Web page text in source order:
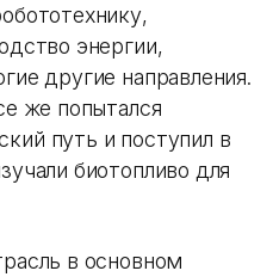
энергии,
другие направления.
же попытался
путь и поступил в
биотопливо для
в основном